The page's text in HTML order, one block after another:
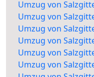
Umzug von
Umzug von
Umzug von
Umzug von
Umzug von
Umzug von